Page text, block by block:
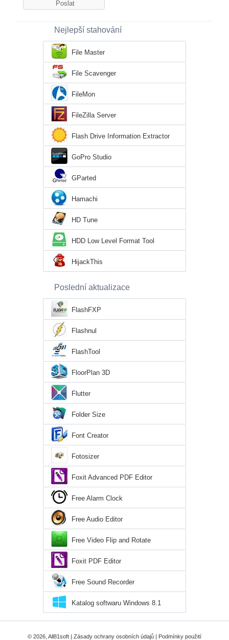
Nejlepší stahování
File Master
File Scavenger
FileMon
FileZilla Server
Flash Drive Information Extractor
GoPro Studio
GParted
Hamachi
HD Tune
HDD Low Level Format Tool
HijackThis
Poslední aktualizace
FlashFXP
Flashnul
FlashTool
FloorPlan 3D
Flutter
Folder Size
Font Creator
Fotosizer
Foxit Advanced PDF Editor
Free Alarm Clock
Free Audio Editor
Free Video Flip and Rotate
Foxit PDF Editor
Free Sound Recorder
Katalog softwaru Windows 8.1
© 2026, All81soft | Zásady ochrany osobních údajů Podmínky použití